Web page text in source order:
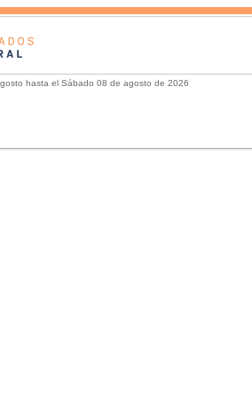
hasta el Sábado 08 de agosto de 2026